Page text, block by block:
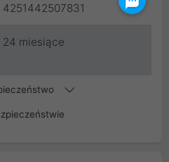
4251442507831
24 miesiące